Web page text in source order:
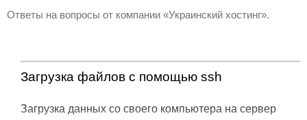
Ответы на вопросы от компании «Украинский хостинг».
Загрузка файлов с помощью ssh
Загрузка данных со своего компьютера на сервер